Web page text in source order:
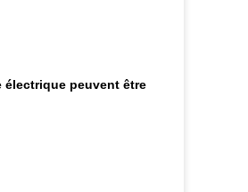
électrique peuvent être